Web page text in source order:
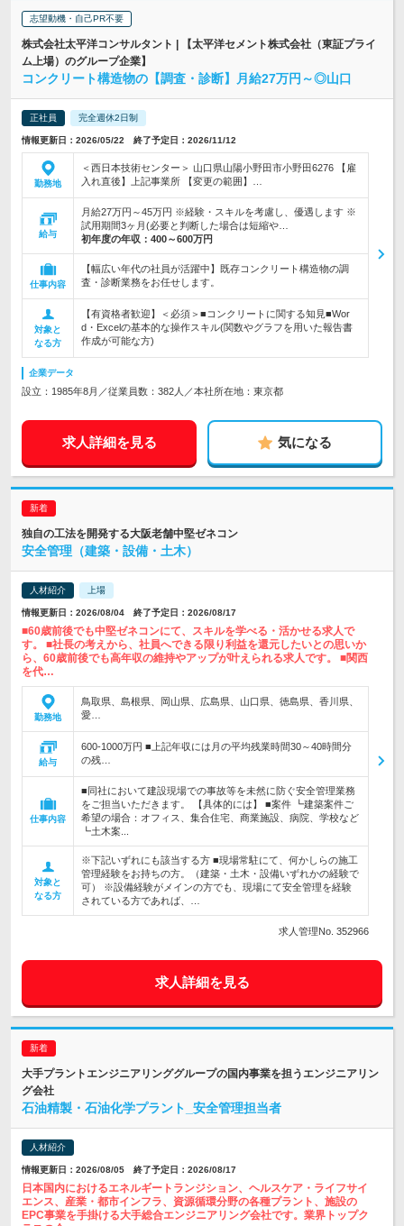
志望動機・自己PR不要
株式会社太平洋コンサルタント | 【太平洋セメント株式会社（東証プライ
ム上場）のグループ企業】
コンクリート構造物の【調査・診断】月給27万円～◎山口
正社員 完全週休2日制
情報更新日：2026/05/22 終了予定日：2026/11/12
勤務地
＜西日本技術センター＞ 山口県山陽小野田市小野田6276 【雇
入れ直後】上記事業所 【変更の範囲】…
給与
月給27万円～45万円 ※経験・スキルを考慮し、優遇します ※
試用期間3ヶ月(必要と判断した場合は短縮や…
初年度の年収： 400～600万円
仕事内容
【幅広い年代の社員が活躍中】既存コンクリート構造物の調
査・診断業務をお任せします。
対象と
なる方
【有資格者歓迎】＜必須＞■コンクリートに関する知見■Wor
d・Excelの基本的な操作スキル(関数やグラフを用いた報告書
作成が可能な方)
企業データ
設立：1985年8月／従業員数：382人／本社所在地：東京都
求人詳細を見る 気になる
独自の工法を開発する大阪老舗中堅ゼネコン
安全管理（建築・設備・土木）
人材紹介 上場
情報更新日：2026/08/04 終了予定日：2026/08/17
■60歳前後でも中堅ゼネコンにて、スキルを学べる・活かせる求人で
す。 ■社長の考えから、社員へできる限り利益を還元したいとの思いか
ら、60歳前後でも高年収の維持やアップが叶えられる求人です。 ■関西
を代…
勤務地
鳥取県、島根県、岡山県、広島県、山口県、徳島県、香川県、
愛…
給与
600-1000万円 ■上記年収には月の平均残業時間30～40時間分
の残…
仕事内容
■同社において建設現場での事故等を未然に防ぐ安全管理業務
をご担当いただきます。 【具体的には】 ■案件 ┗建築案件ご
希望の場合：オフィス、集合住宅、商業施設、病院、学校など
┗土木案...
対象と
なる方
※下記いずれにも該当する方 ■現場常駐にて、何かしらの施工
管理経験をお持ちの方。（建築・土木・設備いずれかの経験で
可） ※設備経験がメインの方でも、現場にて安全管理を経験
されている方であれば、…
求人管理No. 352966
求人詳細を見る
大手プラントエンジニアリンググループの国内事業を担うエンジニアリン
グ会社
石油精製・石油化学プラント_安全管理担当者
人材紹介
情報更新日：2026/08/05 終了予定日：2026/08/17
日本国内におけるエネルギートランジション、ヘルスケア・ライフサイ
エンス、産業・都市インフラ、資源循環分野の各種プラント、施設の
EPC事業を手掛ける大手総合エンジニアリング会社です。業界トップク